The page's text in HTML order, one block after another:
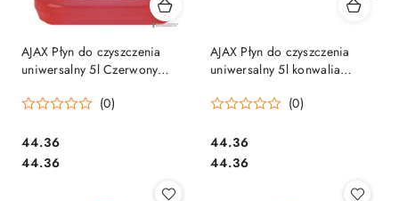
AJAX Płyn do czyszczenia
uniwersalny 5l Czerwony
(0)
Cena:
44.36
Cena:
44.36
AJAX Płyn do czyszczenia
uniwersalny 5l konwalia
462350
(0)
Cena:
44.36
Cena:
44.36